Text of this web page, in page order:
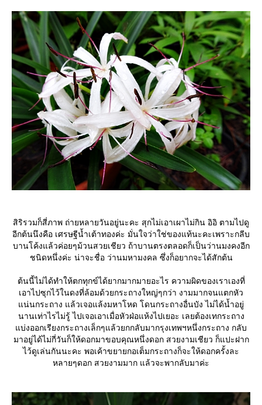
สิริรวมก็สี่ภาพ ถ่ายหลายวันอยู่นะคะ สุกไม่เอาเผาไม่กิน อิอิ ตามไปดู
อีกต้นนึงคือ เศรษฐีน้ำเต้าทองค่ะ มั่นใจว่าใช่ของแท้นะคะเพราะกลีบ
บานโค้งแล้วค่อยๆม้วนสวยเชียว ถ้าบานตรงตลอดก็เป็นว่านมงคงอีก
ชนิดหนึ่งค่ะ น่าจะชื่อ ว่านมหามงคล ซึ่งก็อยากจะได้สักต้น
ต้นนี้ไม่ได้ทำให้ตกทุกข์ได้ยากมากมายอะไร ความผิดของเราเองที่
เอาไปซุกไว้ในดงที่ล้อมด้วยกระถางใหญ่ๆกว่า งามมากจนแตกหัว
น่นกระถาง แล้วเจอแล้งมหาโหด โดนกระถางอื่นบัง ไม่ได้น้ำอยู่
นานเท่าไรไม่รู้ ไปเจอเอาเมื่อหัวฝ่อแห้งไปเยอะ เลยต้องเทกระถาง
บ่งออกเรียงกระถางเล็กๆแล้วยกกลับมากรุงเทพฯหนึ่งกระถาง กลับ
มาอยู่ได้ไม่กี่วันก็ให้ดอกมาขอบคุณหนึ่งดอก สวยงามเชียว ก็แปะฝาก
ไว้ดูเล่นกันนะคะ พอเค้าขยายกอเต็มกระถางก็จะให้ดอกครั้งละ
หลายๆดอก สวยงามมาก แล้วจะพากลับมาค่ะ